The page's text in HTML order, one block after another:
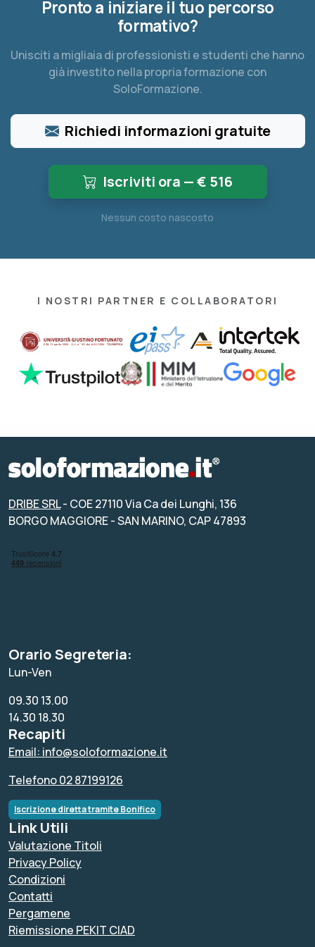
Pronto a iniziare il tuo percorso
formativo?
Unisciti a migliaia di professionisti e studenti che hanno
già investito nella propria formazione con
SoloFormazione.
Richiedi informazioni gratuite
Iscriviti ora — € 516
Nessun costo nascosto
I NOSTRI PARTNER E COLLABORATORI
DRIBE SRL- COE 27110 Via Ca dei Lunghi, 136
BORGO MAGGIORE - SAN MARINO, CAP 47893
Orario Segreteria:
Lun-Ven
09.30 13.00
14.30 18.30
Recapiti
Email: info@soloformazione.it
Telefono 02 87199126
Iscrizione diretta tramite Bonifico
Link Utili
Valutazione Titoli
Privacy Policy
Condizioni
Contatti
Pergamene
Riemissione PEKIT CIAD